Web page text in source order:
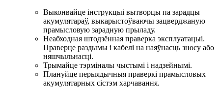
Выконвайце інструкцыі вытворцы па зарадцы
акумулятараў, выкарыстоўваючы зацверджаную
прамысловую зарадную прыладу.
Неабходная штодзённая праверка эксплуатацыі.
Праверце раздымы і кабелі на наяўнасць зносу або
няшчыльнасці.
Трымайце тэрміналы чыстымі і надзейнымі.
Плануйце перыядычныя праверкі прамысловых
акумулятарных сістэм харчавання.